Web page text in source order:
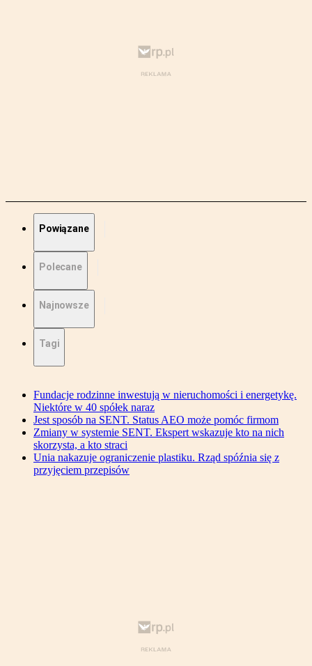
Powiązane
Polecane
Najnowsze
Tagi
Fundacje rodzinne inwestują w nieruchomości i energetykę.
Niektóre w 40 spółek naraz
Jest sposób na SENT. Status AEO może pomóc firmom
Zmiany w systemie SENT. Ekspert wskazuje kto na nich
skorzysta, a kto straci
Unia nakazuje ograniczenie plastiku. Rząd spóźnia się z
przyjęciem przepisów